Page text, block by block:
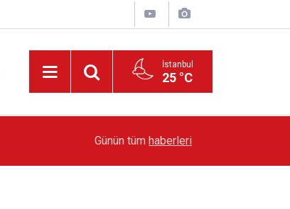
İstanbul
25 °C
Sarıyer’de Edebiyat Rüzgârı Esecek
Günün tüm haberleri